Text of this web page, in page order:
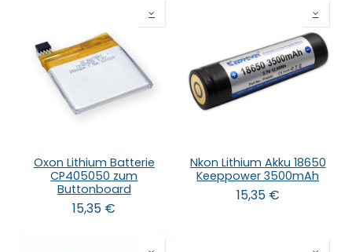
Oxon Lithium Batterie
CP405050 zum
Buttonboard
15,35 €
Nkon Lithium Akku 18650
Keeppower 3500mAh
15,35€